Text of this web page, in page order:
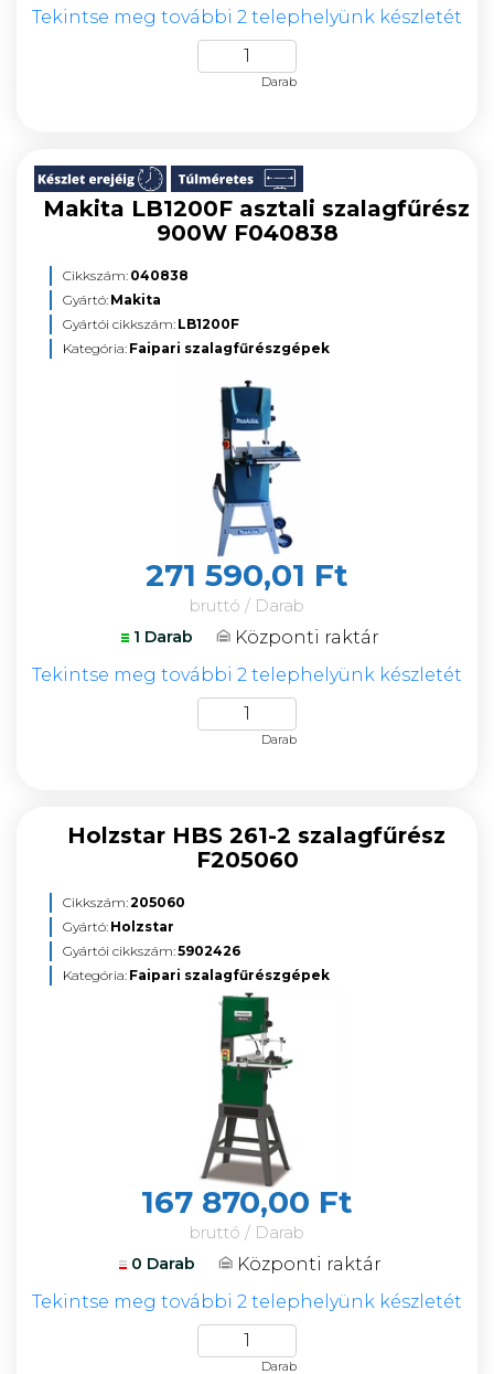
Tekintse meg további 2 telephelyünk készletét
Darab
Makita LB1200F asztali szalagfűrész
900W F040838
Cikkszám: 040838
Gyártó: Makita
Gyártói cikkszám: LB1200F
Kategória: Faipari szalagfűrészgépek
271 590,01 Ft
bruttó / Darab
1 Darab
Központi raktár
Tekintse meg további 2 telephelyünk készletét
Darab
Holzstar HBS 261-2 szalagfűrész
F205060
Cikkszám:205060
Gyártó: Holzstar
Gyártói cikkszám:5902426
Kategória: Faipari szalagfűrészgépek
167 870,00 Ft
bruttó / Darab
0 Darab
Központi raktár
Tekintse meg további 2 telephelyünk készletét
Darab